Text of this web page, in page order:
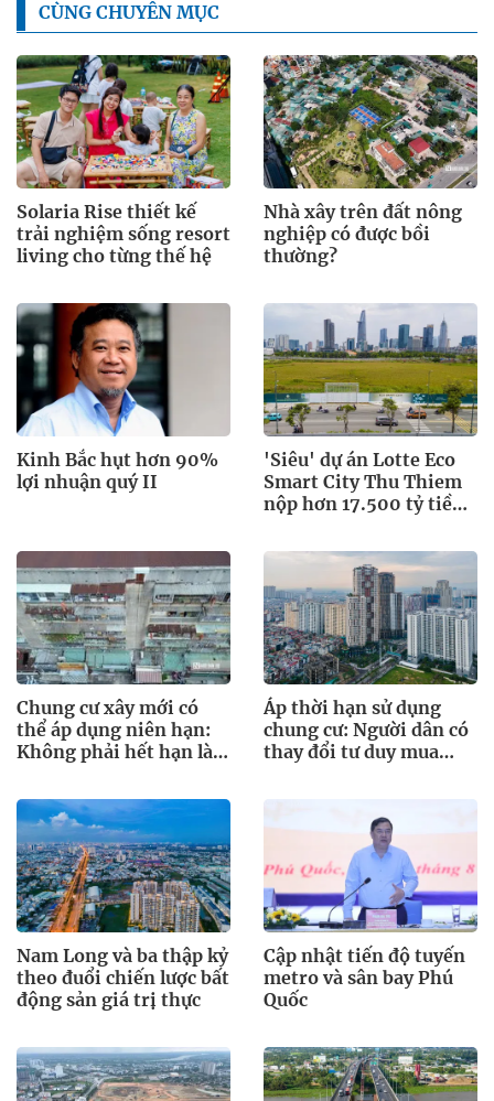
CÙNG CHUYÊN MỤC
Solaria Rise thiết kế
trải nghiệm sống resort
living cho từng thế hệ
Nhà xây trên đất nông
nghiệp có được bồi
thường?
Kinh Bắc hụt hơn 90%
lợi nhuận quý II
'Siêu' dự án Lotte Eco
Smart City Thu Thiem
nộp hơn 17.500 tỷ tiền
Chung cư xây mới có
thể áp dụng niên hạn:
Không phải hết hạn là
Áp thời hạn sử dụng
chung cư: Người dân có
thay đổi tư duy mua
Nam Long và ba thập kỷ
theo đuổi chiến lược bất
động sản giá trị thực
Cập nhật tiến độ tuyến
metro và sân bay Phú
Quốc